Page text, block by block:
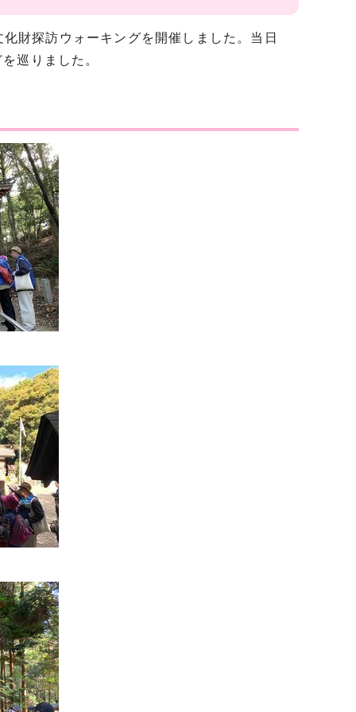
財探訪ウォーキングを開催しました。当日
巡りました。